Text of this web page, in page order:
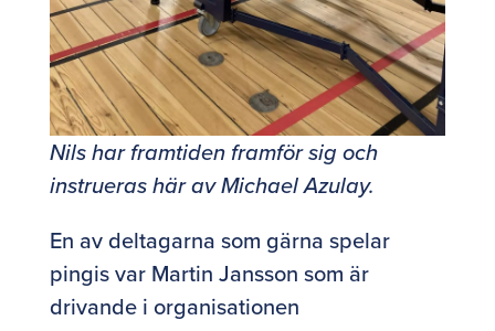
Nils har framtiden framför sig och
instrueras här av Michael Azulay.
En av deltagarna som gärna spelar
pingis var Martin Jansson som är
drivande i organisationen